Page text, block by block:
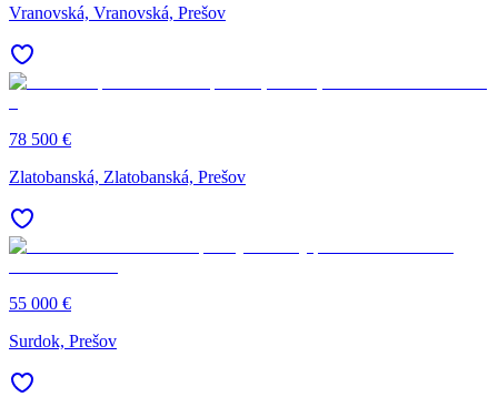
Vranovská, Vranovská, Prešov
78 500 €
Zlatobanská, Zlatobanská, Prešov
55 000 €
Surdok, Prešov